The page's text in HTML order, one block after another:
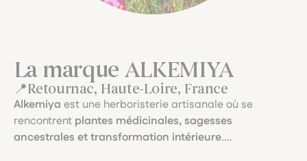
La marque ALKEMIYA
Retournac, Haute-Loire, France
Alkemiya est une herboristerie artisanale où se
rencontrent plantes médicinales, sagesses
ancestrales et transformation intérieure.